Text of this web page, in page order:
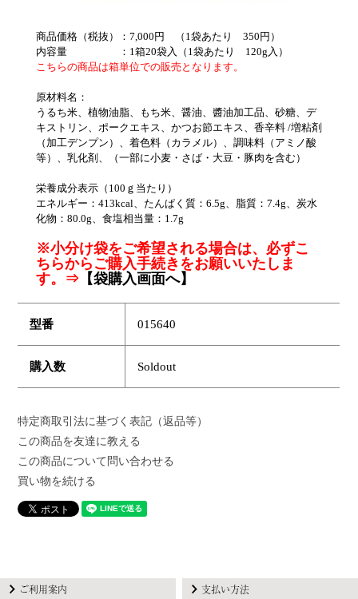
商品価格（税抜）：7,000円 （1袋あたり 350円）
内容量 ：1箱20袋入（1袋あたり 120g入）
こちらの商品は箱単位での販売となります。
原材料名：
うるち米、植物油脂、もち米、醤油、醬油加工品、砂糖、デ
キストリン、ポークエキス、かつお節エキス、香辛料 /増粘剤
（加工デンプン）、着色料（カラメル）、調味料（アミノ酸
等）、乳化剤、（一部に小麦・さば・大豆・豚肉を含む）
栄養成分表示（100ｇ当たり）
エネルギー：413kcal、たんぱく質：6.5g、脂質：7.4g、炭水
化物：80.0g、食塩相当量：1.7g
※小分け袋をご希望される場合は、必ずこ
ちらからご購入手続きをお願いいたしま
す。⇒【袋購入画面へ】
型番 015640
購入数 Soldout
特定商取引法に基づく表記（返品等）
この商品を友達に教える
この商品について問い合わせる
買い物を続ける
ご利用案内 支払い方法